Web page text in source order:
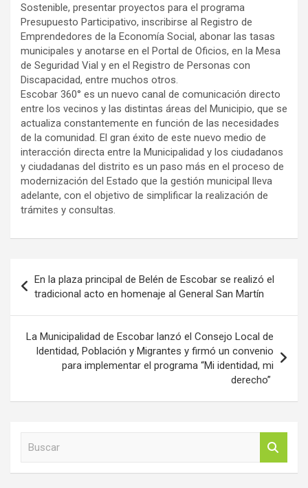
Sostenible, presentar proyectos para el programa
Presupuesto Participativo, inscribirse al Registro de
Emprendedores de la Economía Social, abonar las tasas
municipales y anotarse en el Portal de Oficios, en la Mesa
de Seguridad Vial y en el Registro de Personas con
Discapacidad, entre muchos otros.
Escobar 360° es un nuevo canal de comunicación directo
entre los vecinos y las distintas áreas del Municipio, que se
actualiza constantemente en función de las necesidades
de la comunidad. El gran éxito de este nuevo medio de
interacción directa entre la Municipalidad y los ciudadanos
y ciudadanas del distrito es un paso más en el proceso de
modernización del Estado que la gestión municipal lleva
adelante, con el objetivo de simplificar la realización de
trámites y consultas.
de
entradas
En la plaza principal de Belén de Escobar se realizó el
tradicional acto en homenaje al General San Martín
La Municipalidad de Escobar lanzó el Consejo Local de
Identidad, Población y Migrantes y firmó un convenio
para implementar el programa “Mi identidad, mi
derecho”